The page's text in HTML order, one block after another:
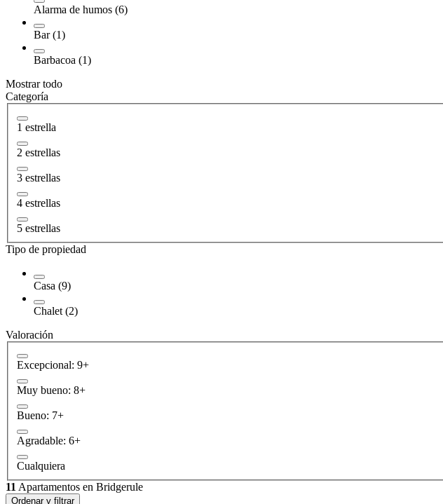
Alarma de humos (6)
Bar (1)
Barbacoa (1)
Mostrar todo
Categoría
1 estrella
2 estrellas
3 estrellas
4 estrellas
5 estrellas
Tipo de propiedad
Casa (9)
Chalet (2)
Valoración
Excepcional: 9+
Muy bueno: 8+
Bueno: 7+
Agradable: 6+
Cualquiera
11 Apartamentos en Bridgerule
Ordenar y filtrar